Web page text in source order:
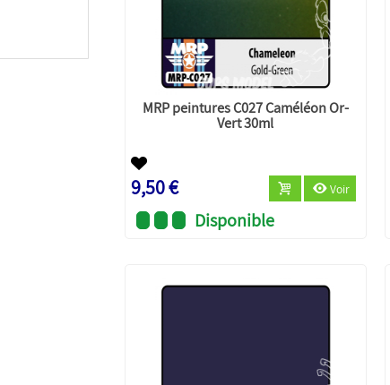
MRP peintures C027 Caméléon Or-
Vert 30ml
9,50 € Voir
Disponible